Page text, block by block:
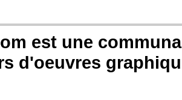
est une
d'oeuvres